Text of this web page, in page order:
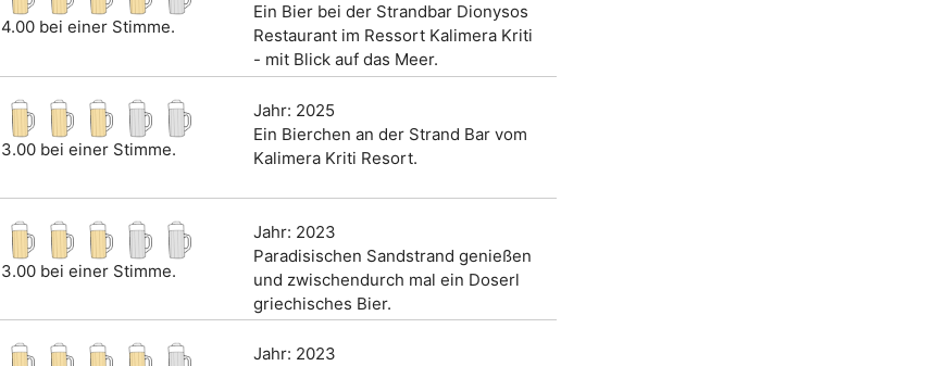
4.00 bei einer Stimme.
Ein Bier bei der Strandbar Dionysos
Restaurant im Ressort Kalimera Kriti
- mit Blick auf das Meer.
3.00 bei einer Stimme.
Jahr: 2025
Ein Bierchen an der Strand Bar vom
Kalimera Kriti Resort.
3.00 bei einer Stimme.
Jahr: 2023
Paradisischen Sandstrand genießen
und zwischendurch mal ein Doserl
griechisches Bier.
Jahr: 2023